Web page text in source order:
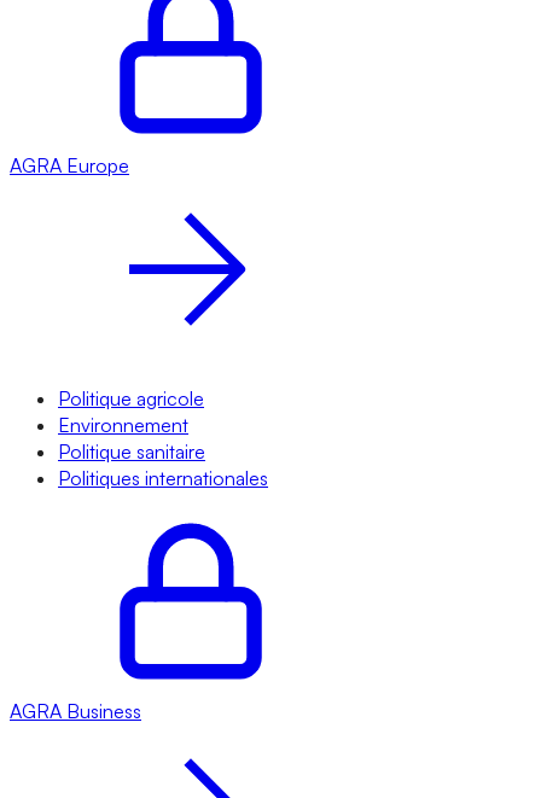
AGRA Europe
Politique agricole
Environnement
Politique sanitaire
Politiques internationales
AGRA Business